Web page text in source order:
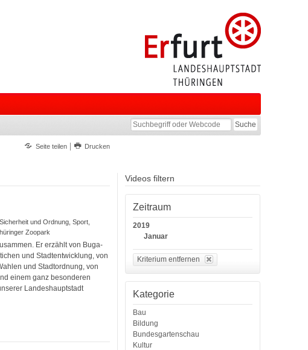
Seite teilen Drucken
und Ordnung, Sport,
Zoopark
Er erzählt von Buga-
und Stadtentwicklung, von
und Stadtordnung, von
einem ganz besonderen
Landeshauptstadt
Videos filtern
Zeitraum
2019
Januar
Kriterium entfernen
Kategorie
Bau
Bildung
Bundesgartenschau
Kultur